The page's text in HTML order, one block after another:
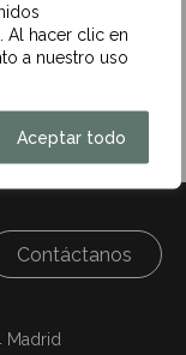
Al hacer clic en
a nuestro uso
Aceptar todo
en
Patrimonios,
del riesgo,
Contáctanos
Madrid